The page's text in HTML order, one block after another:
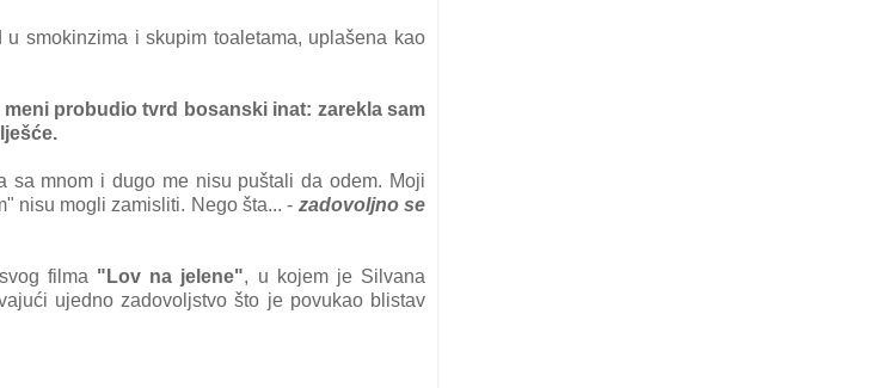
smokinzima i skupim toaletama, uplašena kao
probudio tvrd bosanski inat: zarekla sam
sa mnom i dugo me nisu puštali da odem. Moji
nisu mogli zamisliti. Nego šta... - zadovoljno se
filma "Lov na jelene", u kojem je Silvana
ujedno zadovoljstvo što je povukao blistav